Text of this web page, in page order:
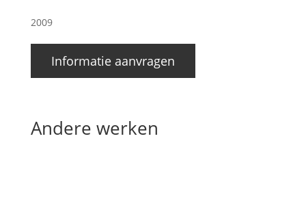
2009
Informatie aanvragen
Andere werken